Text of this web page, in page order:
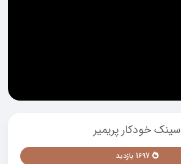
سینک خودکار پریمیر
1697 بازدید